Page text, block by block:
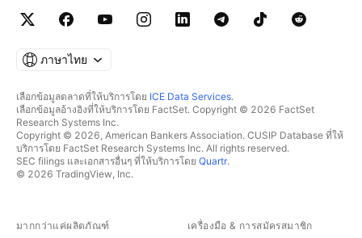
ภาษาไทย
เลือกข้อมูลตลาดที่ให้บริการโดย ICE Data Services.
เลือกข้อมูลอ้างอิงที่ให้บริการโดย FactSet. Copyright © 2026 FactSet
Research Systems Inc.
Copyright © 2026, American Bankers Association. CUSIP Database ที่ให้
บริการโดย FactSet Research Systems Inc. All rights reserved.
SEC filings และเอกสารอื่นๆ ที่ให้บริการโดย Quartr.
© 2026 TradingView, Inc.
มากกว่าแค่ผลิตภัณฑ์ เครื่องมือ & การสมัครสมาชิก